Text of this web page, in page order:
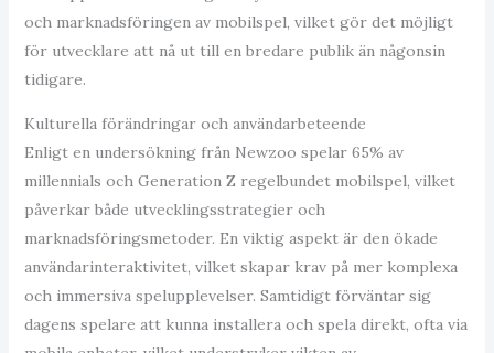
och marknadsföringen av mobilspel, vilket gör det möjligt
för utvecklare att nå ut till en bredare publik än någonsin
tidigare.
Kulturella förändringar och användarbeteende
Enligt en undersökning från Newzoo spelar 65% av
millennials och Generation Z regelbundet mobilspel, vilket
påverkar både utvecklingsstrategier och
marknadsföringsmetoder. En viktig aspekt är den ökade
användarinteraktivitet, vilket skapar krav på mer komplexa
och immersiva spelupplevelser. Samtidigt förväntar sig
dagens spelare att kunna installera och spela direkt, ofta via